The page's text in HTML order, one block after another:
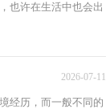
也许在生活中也会出
2026-07-11
经历，而一般不同的